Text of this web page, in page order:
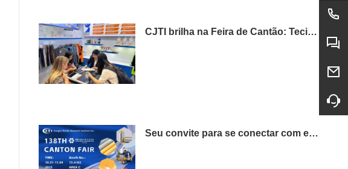
CJTI brilha na Feira de Cantão: Tecidos funcionais roubam a cena com displays de alta tecnologia.
Seu convite para se conectar com excelência: visite o CJTI na 138ª Feira de Cantão